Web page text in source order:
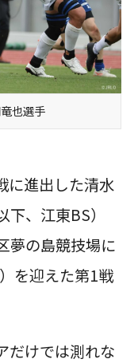
也選手
に進出した清水
、江東BS）
夢の島競技場に
を迎えた第1戦
だけでは測れな